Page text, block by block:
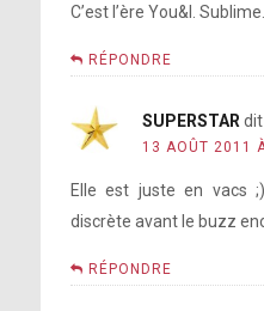
C’est l’ère You&I. Sublime.
RÉPONDRE
SUPERSTAR dit
13 AOÛT 2011
Elle est juste en vacs
discrète avant le buzz
RÉPONDRE